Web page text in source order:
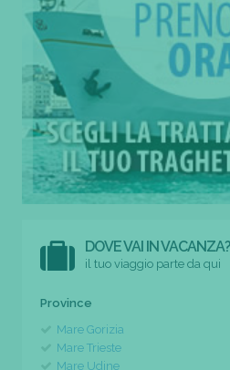
DOVE VAI IN VACANZA?
il tuo viaggio parte da qui
Province
Mare Gorizia
Mare Trieste
Mare Udine